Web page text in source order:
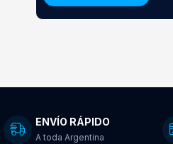
ENVÍO RÁPIDO
A toda Argentina